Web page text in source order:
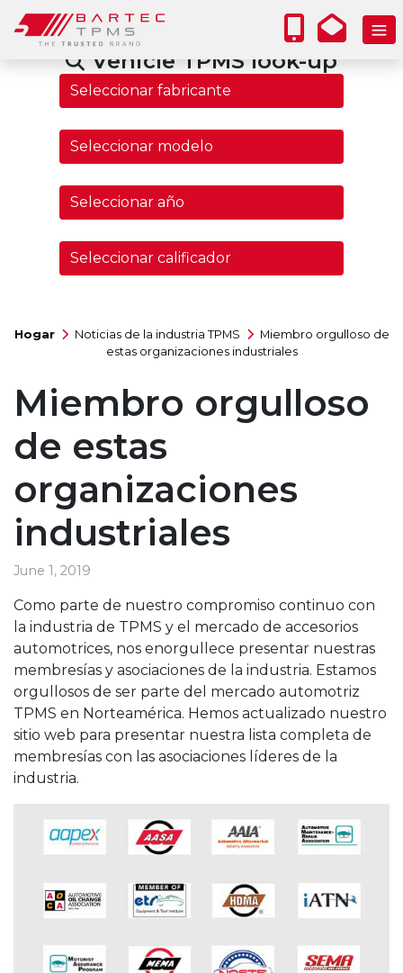
Vehicle TPMS look-up
Hogar Noticias de la industria TPMS
Miembro orgulloso de
estas organizaciones industriales
Miembro orgulloso
de estas
organizaciones
industriales
June 1, 2019
Como parte de nuestro compromiso continuo con
la industria de TPMS y el mercado de accesorios
automotrices, nos enorgullece presentar nuestras
membresías y asociaciones de la industria. Estamos
orgullosos de ser parte del mercado automotriz
TPMS en Norteamérica. Hemos actualizado nuestro
sitio web para presentar nuestra lista completa de
membresías con las asociaciones líderes de la
industria.